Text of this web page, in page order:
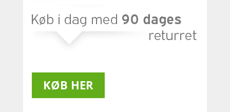
KØB HER